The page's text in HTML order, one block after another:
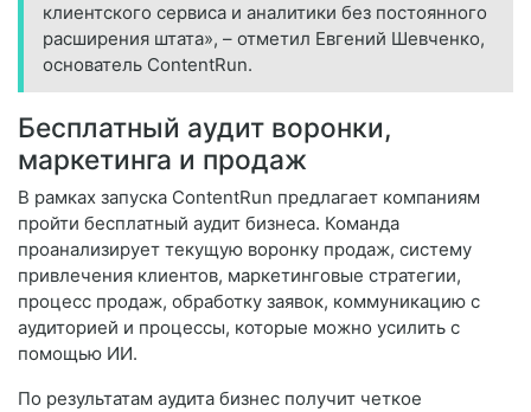
клиентского сервиса и аналитики без постоянного
расширения штата», – отметил Евгений Шевченко,
основатель ContentRun.
Бесплатный аудит воронки,
маркетинга и продаж
В рамках запуска ContentRun предлагает компаниям
пройти бесплатный аудит бизнеса. Команда
проанализирует текущую воронку продаж, систему
привлечения клиентов, маркетинговые стратегии,
процесс продаж, обработку заявок, коммуникацию с
аудиторией и процессы, которые можно усилить с
помощью ИИ.
По результатам аудита бизнес получит четкое